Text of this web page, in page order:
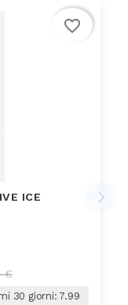
ICE
€
30 giorni: 7.99
favorite_border